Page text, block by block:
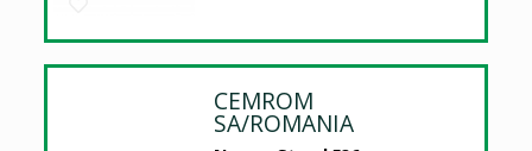
CEMROM
SA/ROMANIA